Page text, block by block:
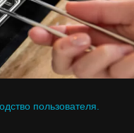
пользователя.